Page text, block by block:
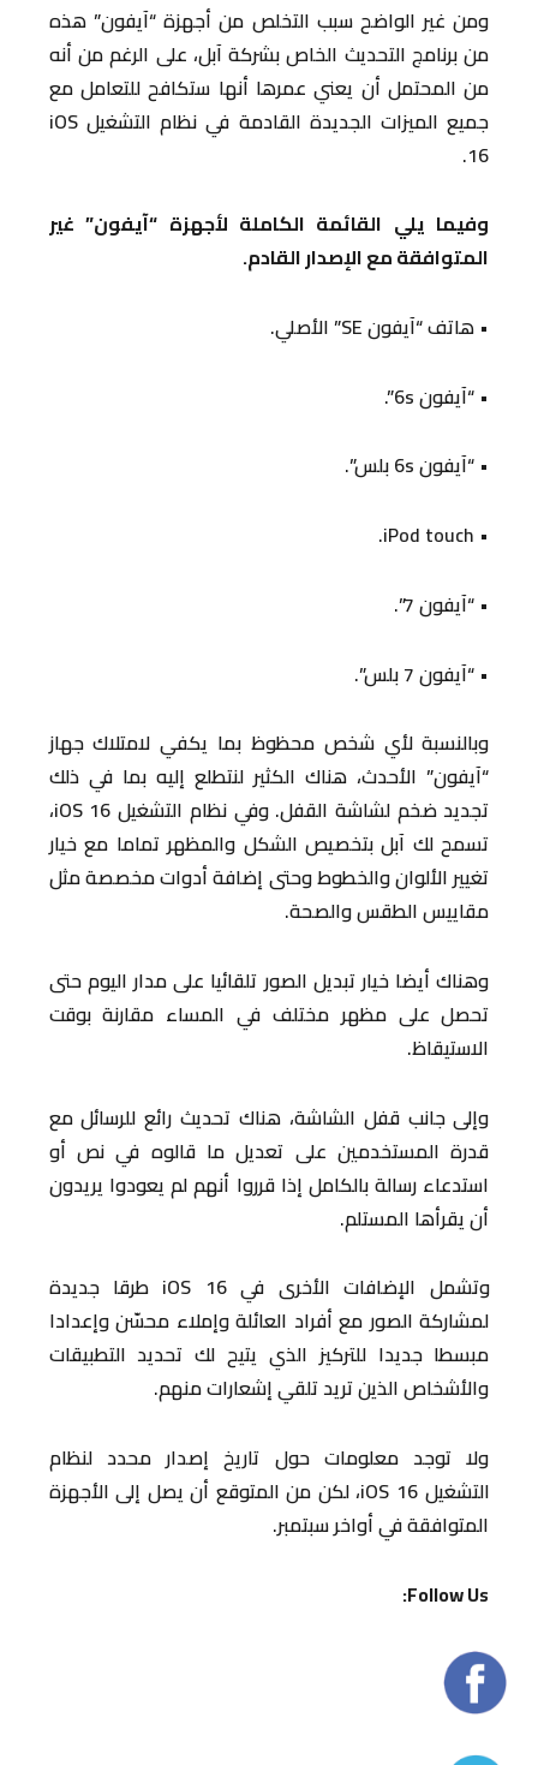
ومن غير الواضح سبب التخلص من أجهزة “آيفون” هذه
من برنامج التحديث الخاص بشركة آبل، على الرغم من أنه
من المحتمل أن يعني عمرها أنها ستكافح للتعامل مع
جميع الميزات الجديدة القادمة في نظام التشغيل iOS
16.
وفيما يلي القائمة الكاملة لأجهزة “آيفون” غير
المتوافقة مع الإصدار القادم.
• هاتف “آيفون SE” الأصلي.
• “آيفون 6s”.
• “آيفون 6s بلس”.
• iPod touch.
• “آيفون 7”.
• “آيفون 7 بلس”.
وبالنسبة لأي شخص محظوظ بما يكفي لامتلاك جهاز
“آيفون” الأحدث، هناك الكثير لنتطلع إليه بما في ذلك
تجديد ضخم لشاشة القفل. وفي نظام التشغيل iOS 16،
تسمح لك آبل بتخصيص الشكل والمظهر تماما مع خيار
تغيير الألوان والخطوط وحتى إضافة أدوات مخصصة مثل
مقاييس الطقس والصحة.
وهناك أيضا خيار تبديل الصور تلقائيا على مدار اليوم حتى
تحصل على مظهر مختلف في المساء مقارنة بوقت
الاستيقاظ.
وإلى جانب قفل الشاشة، هناك تحديث رائع للرسائل مع
قدرة المستخدمين على تعديل ما قالوه في نص أو
استدعاء رسالة بالكامل إذا قرروا أنهم لم يعودوا يريدون
أن يقرأها المستلم.
وتشمل الإضافات الأخرى في iOS 16 طرقا جديدة
لمشاركة الصور مع أفراد العائلة وإملاء محسّن وإعدادا
مبسطا جديدا للتركيز الذي يتيح لك تحديد التطبيقات
والأشخاص الذين تريد تلقي إشعارات منهم.
ولا توجد معلومات حول تاريخ إصدار محدد لنظام
التشغيل iOS 16، لكن من المتوقع أن يصل إلى الأجهزة
المتوافقة في أواخر سبتمبر.
Follow Us: